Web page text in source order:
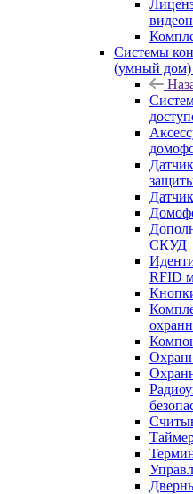
Системы
(умный дом)
СКУД
RFID